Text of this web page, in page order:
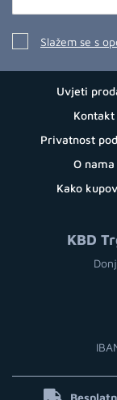
Slažem se s
Uvjeti
Kontakt
Privatnost
O nama
Kako
KBD